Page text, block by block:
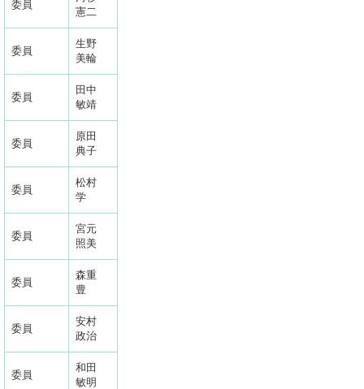
委員
憲二
委員
生野
美輪
委員
田中
敏靖
委員
原田
典子
委員
松村
学
委員
宮元
照美
委員
森重
豊
委員
安村
政治
委員
和田
敏明